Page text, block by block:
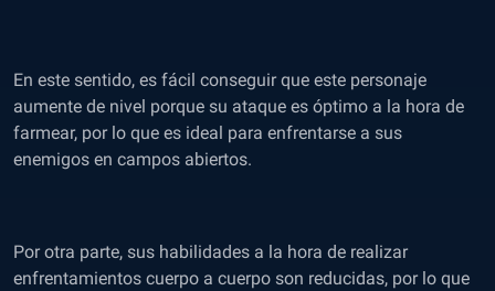
En este sentido, es fácil conseguir que este personaje
aumente de nivel porque su ataque es óptimo a la hora de
farmear, por lo que es ideal para enfrentarse a sus
enemigos en campos abiertos.
Por otra parte, sus habilidades a la hora de realizar
enfrentamientos cuerpo a cuerpo son reducidas, por lo que